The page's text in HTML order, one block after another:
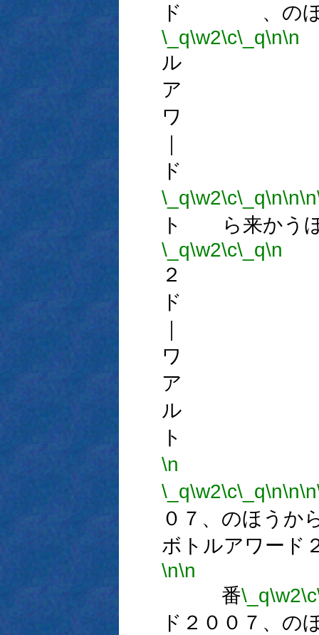
ド 、のほ
\_q\w2\c\_q\n\n
ル
ア
ワ
ド
\_q\w2\c\_q\n\n\n
ト ら来かう
\_q\w2\c\_q\n
２
ド
ワ
ア
ル
ト
\n
\_q\w2\c\_q\n\n\n
０７、のほうか
ボトルアワード
\n\n
番\_q\w2\c
ド２００７、の